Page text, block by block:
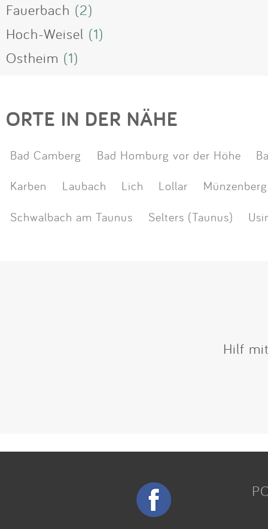
Fauerbach (2)
Hoch-Weisel (1)
Ostheim (1)
ORTE IN DER NÄHE
Bad Camberg Bad Homburg vor der Höhe
Karben
Laubach Lich Lollar Münzenberg
Schwalbach am Taunus
Selters (Taunus)
Hilf